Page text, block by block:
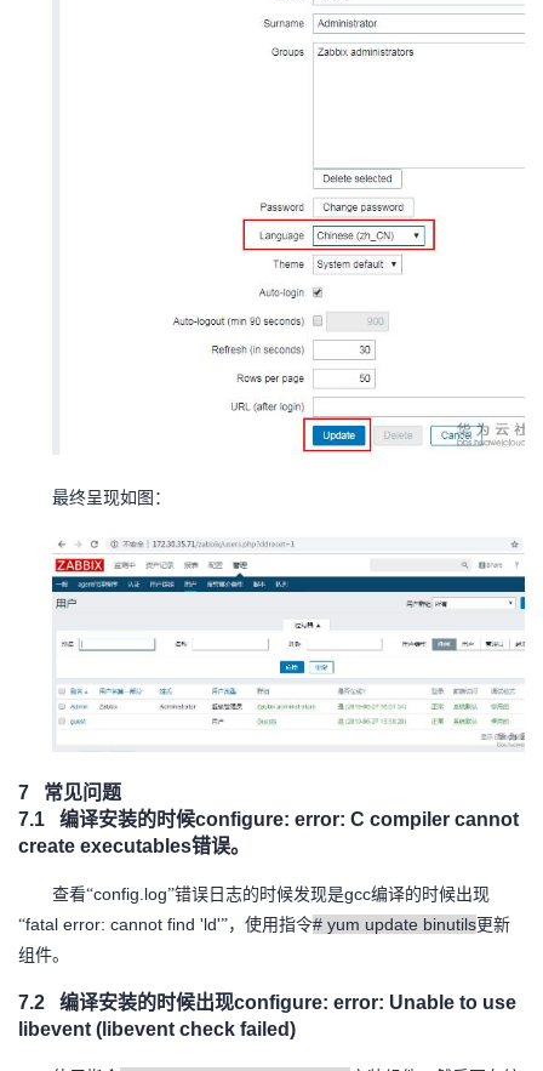
最终呈现如图：
7
常见问题
7.1
编译安装的时候configure: error: C compiler cannot
create executables错误。
查看“config.log”错误日志的时候发现是gcc编译的时候出现
“fatal error: cannot find 'ld'”，使用指令# yum update binutils更新
组件。
7.2 编译安装的时候出现configure: error: Unable to use
libevent (libevent check failed)